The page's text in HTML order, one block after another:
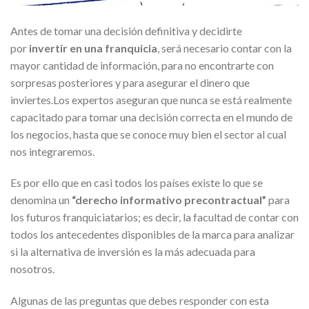
Antes de tomar una decisión definitiva y decidirte
por invertir en una franquicia , será necesario contar con la
mayor cantidad de información, para no encontrarte con
sorpresas posteriores y para asegurar el dinero que
inviertes.Los expertos aseguran que nunca se está realmente
capacitado para tomar una decisión correcta en el mundo de
los negocios, hasta que se conoce muy bien el sector al cual
nos integraremos.
Es por ello que en casi todos los países existe lo que se
denomina un “derecho informativo precontractual” para
los futuros franquiciatarios; es decir, la facultad de contar con
todos los antecedentes disponibles de la marca para analizar
si la alternativa de inversión es la más adecuada para
nosotros.
Algunas de las preguntas que debes responder con esta